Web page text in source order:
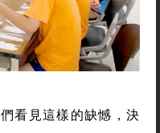
看見這樣的缺憾，決